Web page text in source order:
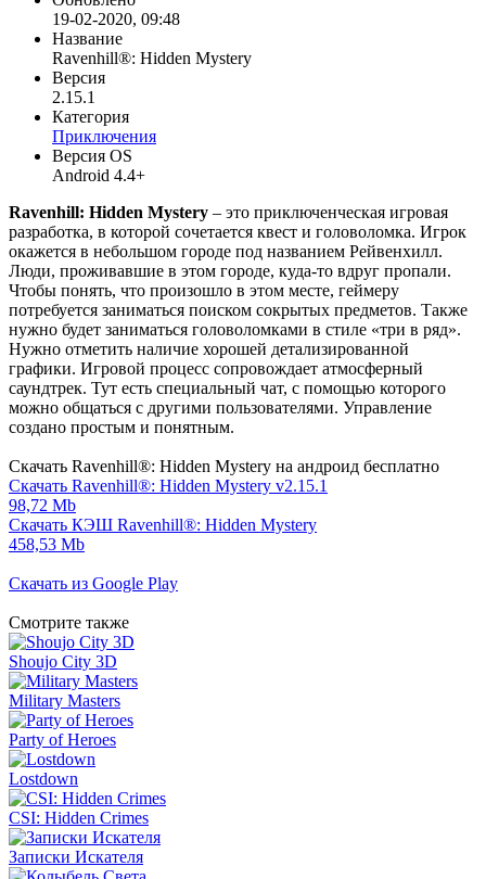
19-02-2020, 09:48
Название
Ravenhill®: Hidden Mystery
Версия
2.15.1
Категория
Приключения
Версия OS
Android 4.4+
Ravenhill: Hidden Mystery – это приключенческая игровая
разработка, в которой сочетается квест и головоломка. Игрок
окажется в небольшом городе под названием Рейвенхилл.
Люди, проживавшие в этом городе, куда-то вдруг пропали.
Чтобы понять, что произошло в этом месте, геймеру
потребуется заниматься поиском сокрытых предметов. Также
нужно будет заниматься головоломками в стиле «три в ряд».
Нужно отметить наличие хорошей детализированной
графики. Игровой процесс сопровождает атмосферный
саундтрек. Тут есть специальный чат, с помощью которого
можно общаться с другими пользователями. Управление
создано простым и понятным.
Скачать Ravenhill®: Hidden Mystery на андроид бесплатно
Скачать Ravenhill®: Hidden Mystery v2.15.1
98,72 Mb
Скачать КЭШ Ravenhill®: Hidden Mystery
458,53 Mb
Скачать из Google Play
Смотрите также
Shoujo City 3D
Military Masters
Party of Heroes
Lostdown
CSI: Hidden Crimes
Записки Искателя